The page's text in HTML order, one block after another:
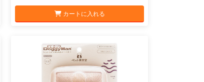
カートに入れる